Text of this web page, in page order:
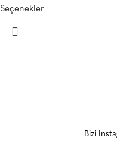
Seçenekler
Bizi